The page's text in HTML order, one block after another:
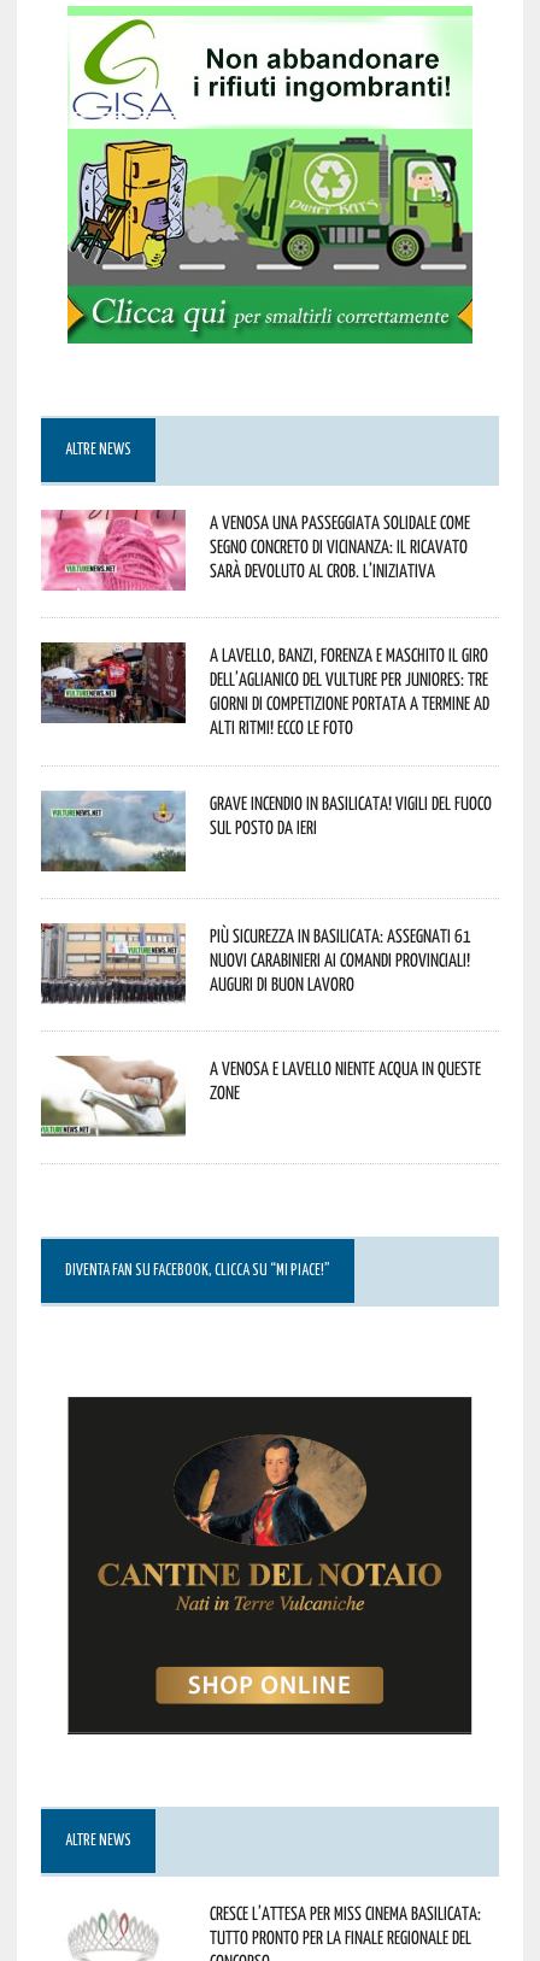
ALTRE NEWS
A Venosa una passeggiata solidale come
segno concreto di vicinanza: il ricavato
sarà devoluto al CROB. L’iniziativa
A Lavello, Banzi, Forenza e Maschito il Giro
dell’Aglianico del Vulture per juniores: tre
giorni di competizione portata a termine ad
alti ritmi! Ecco le foto
Grave incendio in Basilicata! Vigili del fuoco
sul posto da ieri
Più sicurezza in Basilicata: assegnati 61
nuovi Carabinieri ai Comandi provinciali!
Auguri di buon lavoro
A Venosa e Lavello niente acqua in queste
zone
DIVENTA FAN SU FACEBOOK, CLICCA SU “MI PIACE!”
ALTRE NEWS
Cresce l’attesa per Miss Cinema Basilicata:
tutto pronto per la finale regionale del